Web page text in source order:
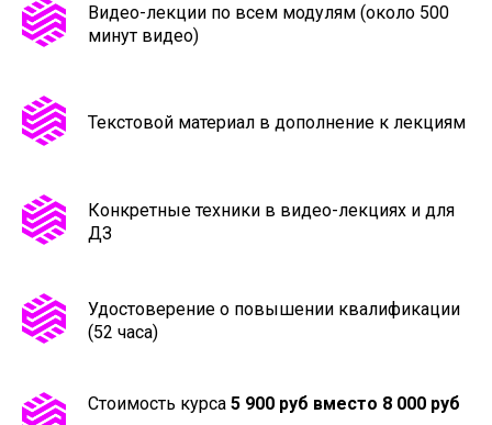
Видео-лекции по всем модулям (около 500
минут видео)
Текстовой материал в дополнение к лекциям
Конкретные техники в видео-лекциях и для
ДЗ
Удостоверение о повышении квалификации
(52 часа)
Стоимость курса 5 900 руб вместо 8 000 руб